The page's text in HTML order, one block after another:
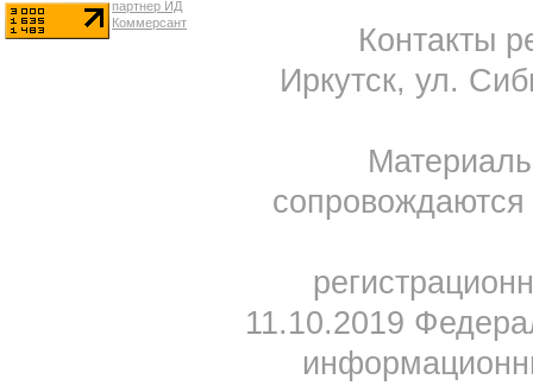
Контакты
Иркутск, ул.
11.10.2019